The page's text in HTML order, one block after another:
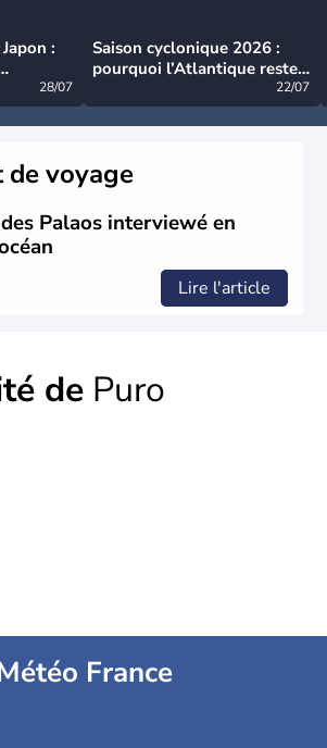
:
28/07
Saison cyclonique 2026 :
pourquoi l’Atlantique reste
22/07
de voyage
Palaos interviewé en
Lire l'article
de Puro
France